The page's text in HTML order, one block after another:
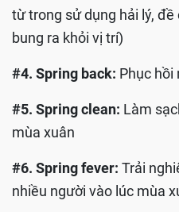
từ trong sử dụng hải lý,
bung ra khỏi vị trí)
#4. Spring back: Phục hồi
#5. Spring clean: Làm
mùa xuân
#6. Spring fever: Trải
nhiều người vào lúc mùa